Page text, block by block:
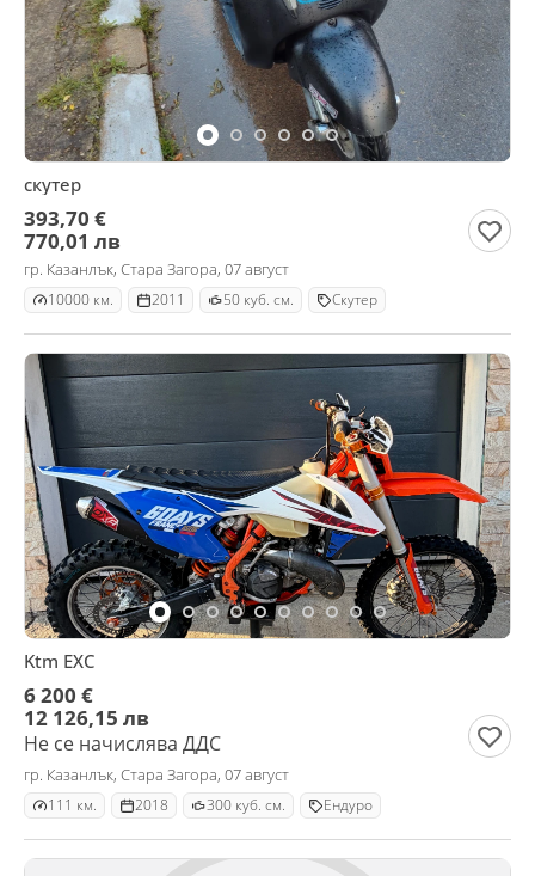
скутер
393,70 €
770,01 лв
гр. Казанлък, Стара Загора, 07 август
10000 км. 2011 50 куб. см. Скутер
Ktm EXC
6 200 €
12 126,15 лв
Не се начислява ДДС
гр. Казанлък, Стара Загора, 07 август
111 км. 2018 300 куб. см. Ендуро